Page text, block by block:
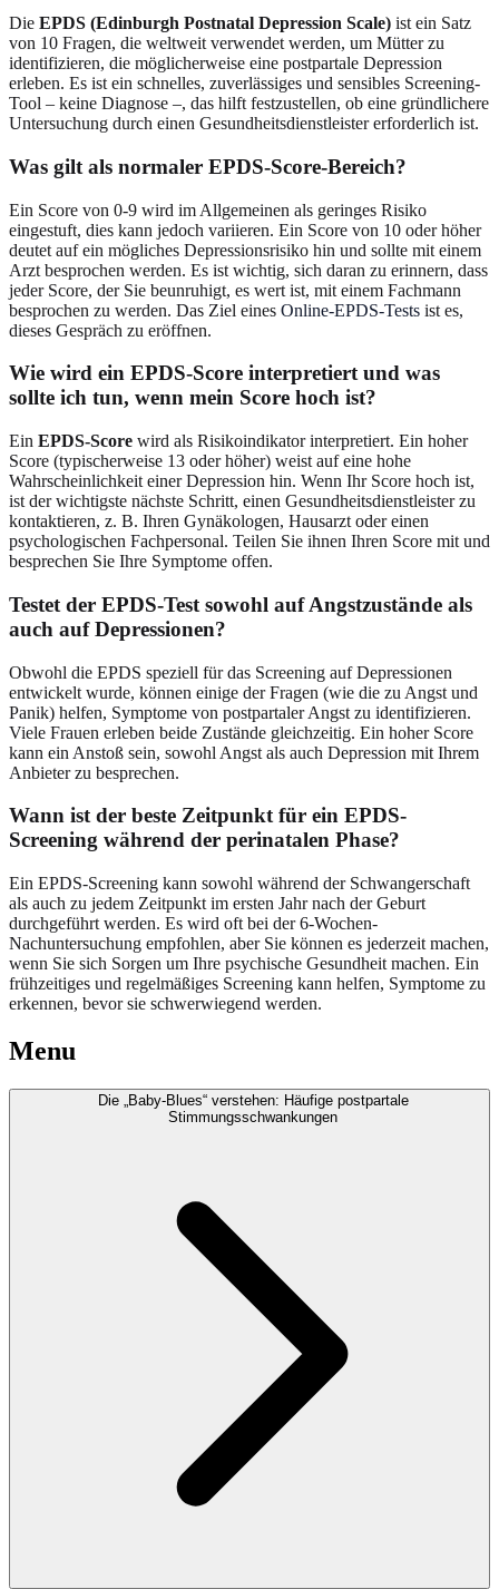
Die EPDS (Edinburgh Postnatal Depression Scale) ist ein Satz
von 10 Fragen, die weltweit verwendet werden, um Mütter zu
identifizieren, die möglicherweise eine postpartale Depression
erleben. Es ist ein schnelles, zuverlässiges und sensibles Screening-
Tool – keine Diagnose –, das hilft festzustellen, ob eine gründlichere
Untersuchung durch einen Gesundheitsdienstleister erforderlich ist.
Was gilt als normaler EPDS-Score-Bereich?
Ein Score von 0-9 wird im Allgemeinen als geringes Risiko
eingestuft, dies kann jedoch variieren. Ein Score von 10 oder höher
deutet auf ein mögliches Depressionsrisiko hin und sollte mit einem
Arzt besprochen werden. Es ist wichtig, sich daran zu erinnern, dass
jeder Score, der Sie beunruhigt, es wert ist, mit einem Fachmann
besprochen zu werden. Das Ziel eines Online-EPDS-Tests ist es,
dieses Gespräch zu eröffnen.
Wie wird ein EPDS-Score interpretiert und was
sollte ich tun, wenn mein Score hoch ist?
Ein EPDS-Score wird als Risikoindikator interpretiert. Ein hoher
Score (typischerweise 13 oder höher) weist auf eine hohe
Wahrscheinlichkeit einer Depression hin. Wenn Ihr Score hoch ist,
ist der wichtigste nächste Schritt, einen Gesundheitsdienstleister zu
kontaktieren, z. B. Ihren Gynäkologen, Hausarzt oder einen
psychologischen Fachpersonal. Teilen Sie ihnen Ihren Score mit und
besprechen Sie Ihre Symptome offen.
Testet der EPDS-Test sowohl auf Angstzustände als
auch auf Depressionen?
Obwohl die EPDS speziell für das Screening auf Depressionen
entwickelt wurde, können einige der Fragen (wie die zu Angst und
Panik) helfen, Symptome von postpartaler Angst zu identifizieren.
Viele Frauen erleben beide Zustände gleichzeitig. Ein hoher Score
kann ein Anstoß sein, sowohl Angst als auch Depression mit Ihrem
Anbieter zu besprechen.
Wann ist der beste Zeitpunkt für ein EPDS-
Screening während der perinatalen Phase?
Ein EPDS-Screening kann sowohl während der Schwangerschaft
als auch zu jedem Zeitpunkt im ersten Jahr nach der Geburt
durchgeführt werden. Es wird oft bei der 6-Wochen-
Nachuntersuchung empfohlen, aber Sie können es jederzeit machen,
wenn Sie sich Sorgen um Ihre psychische Gesundheit machen. Ein
frühzeitiges und regelmäßiges Screening kann helfen, Symptome zu
erkennen, bevor sie schwerwiegend werden.
Menu
Die „Baby-Blues“ verstehen: Häufige postpartale
Stimmungsschwankungen